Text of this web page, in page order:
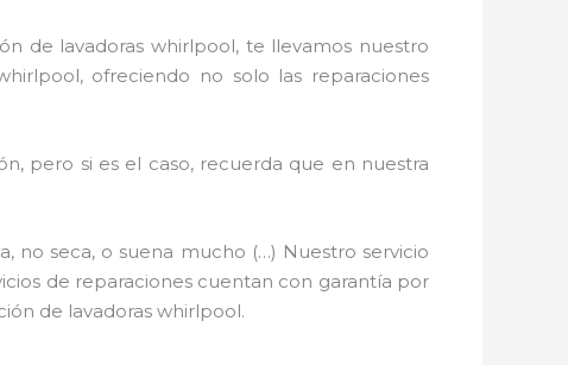
de lavadoras whirlpool, te llevamos nuestro
ofreciendo no solo las reparaciones
pero si es el caso, recuerda que en nuestra
no seca, o suena mucho (…) Nuestro servicio
de reparaciones cuentan con garantía por
de lavadoras whirlpool.